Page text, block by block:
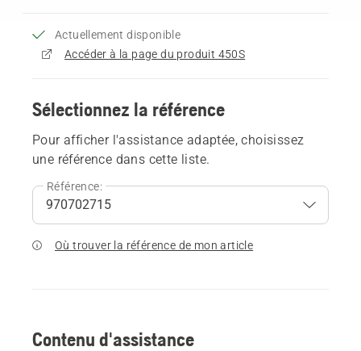
Actuellement disponible
Accéder à la page du produit 450S
Sélectionnez la référence
Pour afficher l'assistance adaptée, choisissez
une référence dans cette liste.
Référence:
Où trouver la référence de mon article
Contenu d'assistance